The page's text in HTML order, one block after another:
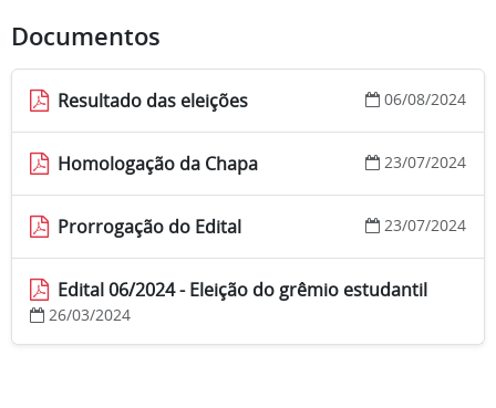
Documentos
Resultado das eleições 06/08/2024
Homologação da Chapa 23/07/2024
Prorrogação do Edital 23/07/2024
Edital 06/2024 - Eleição do grêmio estudantil
26/03/2024